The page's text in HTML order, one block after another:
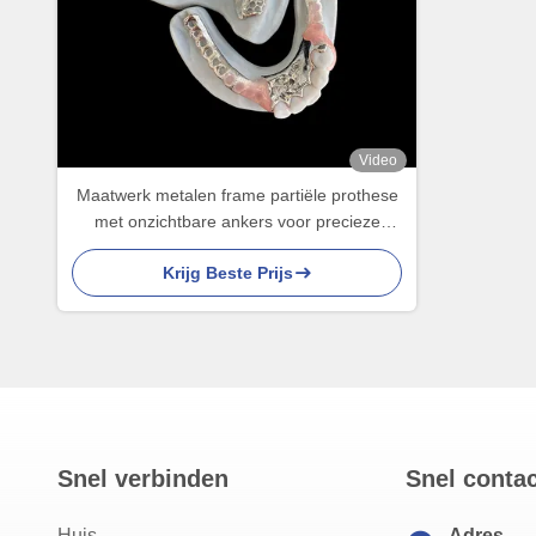
Video
Maatwerk metalen frame partiële prothese
met onzichtbare ankers voor precieze
pasvorm en superieure esthetiek
Krijg Beste Prijs
Snel verbinden Snel